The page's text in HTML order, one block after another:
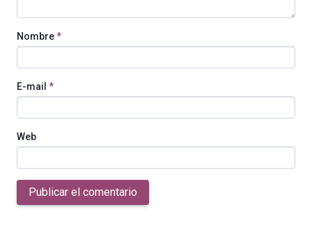
Nombre*
E-mail *
Web
Publicar el comentario